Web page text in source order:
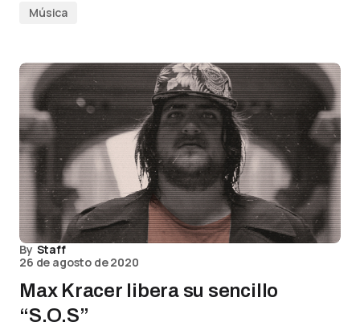
Música
By Staff
26 de agosto de 2020
Max Kracer libera su sencillo
“S.O.S”